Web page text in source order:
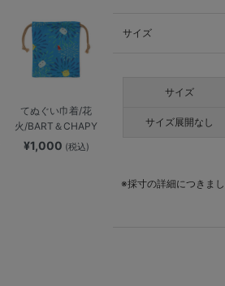
てぬぐい巾着/花
火/BART＆CHAPY
¥1,000 (税込)
サイズ
サイズ
サイズ展開なし
※採寸の詳細につきまし